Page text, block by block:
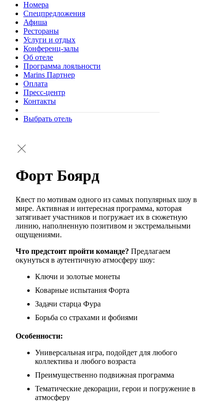
Номера
Спецпредложения
Афиша
Рестораны
Услуги и отдых
Конференц-залы
Об отеле
Программа лояльности
Marins Партнер
Оплата
Пресс-центр
Контакты
Выбрать отель
Форт Боярд
Квест по мотивам одного из самых популярных шоу в
мире. Активная и интересная программа, которая
затягивает участников и погружает их в сюжетную
линию, наполненную позитивом и экстремальными
ощущениями.
Что предстоит пройти команде? Предлагаем
окунуться в аутентичную атмосферу шоу:
Ключи и золотые монеты
Коварные испытания Форта
Задачи старца Фура
Борьба со страхами и фобиями
Особенности:
Универсальная игра, подойдет для любого
коллектива и любого возраста
Преимущественно подвижная программа
Тематические декорации, герои и погружение в
атмосферу